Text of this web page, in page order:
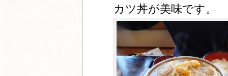
カツ丼が美味です。